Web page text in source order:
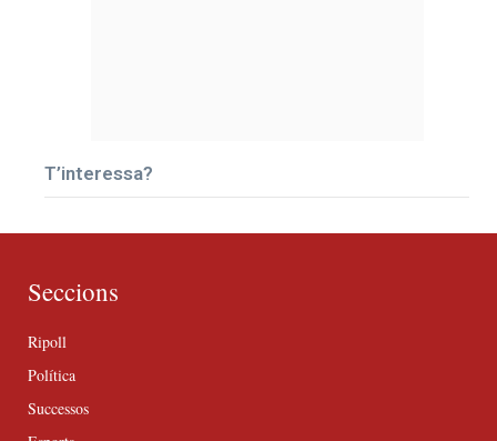
T’interessa?
Seccions
Ripoll
Política
Successos